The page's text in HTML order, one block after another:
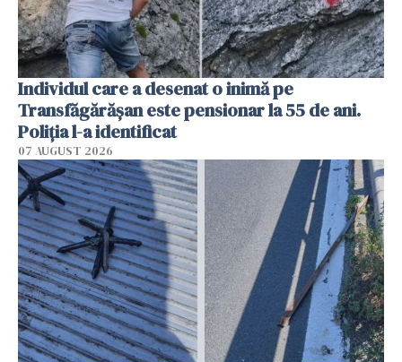
Individul care a desenat o inimă pe
Transfăgărășan este pensionar la 55 de ani.
Poliția l-a identificat
07 AUGUST 2026